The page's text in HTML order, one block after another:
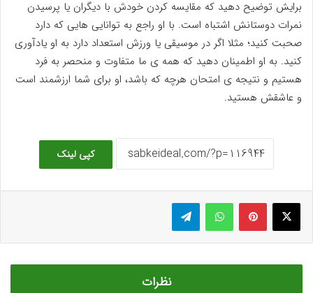
برایش توضیح دهید که مقایسه کردن خودش با دیگران یا پرسیدن
نمرات دوستانش اشتباه است. با او راجع به توانایی هایی که دارد
صحبت کنید؛ مثلا اگر در موسیقی یا ورزش استعداد دارد به او یادآوری
کنید. به او اطمینان دهید که همه ی ما متفاوت و منحصر به فرد
هستیم و نتیجه ی امتحان هرچه که باشد، او برای شما ارزشمند است
و عاشقش هستید.
کپی لینک
ایکس پینتریستواتس آپ تلگرام
نظرات